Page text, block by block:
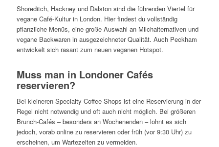
Shoreditch, Hackney und Dalston sind die führenden Viertel für
vegane Café-Kultur in London. Hier findest du vollständig
pflanzliche Menüs, eine große Auswahl an Milchalternativen und
vegane Backwaren in ausgezeichneter Qualität. Auch Peckham
entwickelt sich rasant zum neuen veganen Hotspot.
Muss man in Londoner Cafés
reservieren?
Bei kleineren Specialty Coffee Shops ist eine Reservierung in der
Regel nicht notwendig und oft auch nicht möglich. Bei größeren
Brunch-Cafés – besonders an Wochenenden – lohnt es sich
jedoch, vorab online zu reservieren oder früh (vor 9:30 Uhr) zu
erscheinen, um Wartezeiten zu vermeiden.